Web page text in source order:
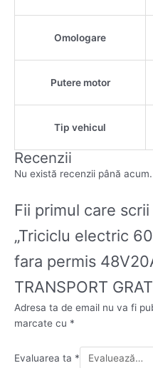
Omologare
Putere motor
Tip vehicul
Recenzii
Nu există recenzii până acum.
Fii primul care
„Triciclu electric
fara permis
TRANSPORT
Adresa ta de email nu va fi
marcate cu *
Evaluarea ta *